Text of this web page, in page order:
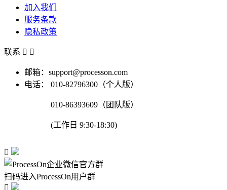
加入我们
服务条款
隐私政策
联系  
邮箱：support@processon.com
电话：
010-82796300（个人版）
010-86393609（团队版）
(工作日 9:30-18:30)

扫码进入ProcessOn用户群
